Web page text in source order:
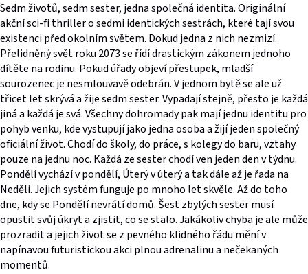
Sedm životů, sedm sester, jedna společná identita. Originální
akční sci-fi thriller o sedmi identických sestrách, které tají svou
existenci před okolním světem. Dokud jedna z nich nezmizí.
Přelidněný svět roku 2073 se řídí drastickým zákonem jednoho
dítěte na rodinu. Pokud úřady objeví přestupek, mladší
sourozenec je nesmlouvavě odebrán. V jednom bytě se ale už
třicet let skrývá a žije sedm sester. Vypadají stejně, přesto je každá
jiná a každá je svá. Všechny dohromady pak mají jednu identitu pro
pohyb venku, kde vystupují jako jedna osoba a žijí jeden společný
oficiální život. Chodí do školy, do práce, s kolegy do baru, vztahy
pouze na jednu noc. Každá ze sester chodí ven jeden den v týdnu.
Pondělí vychází v pondělí, Úterý v úterý a tak dále až je řada na
Neděli. Jejich systém funguje po mnoho let skvěle. Až do toho
dne, kdy se Pondělí nevrátí domů. Šest zbylých sester musí
opustit svůj úkryt a zjistit, co se stalo. Jakákoliv chyba je ale může
prozradit a jejich život se z pevného klidného řádu mění v
napínavou futuristickou akci plnou adrenalinu a nečekaných
momentů.